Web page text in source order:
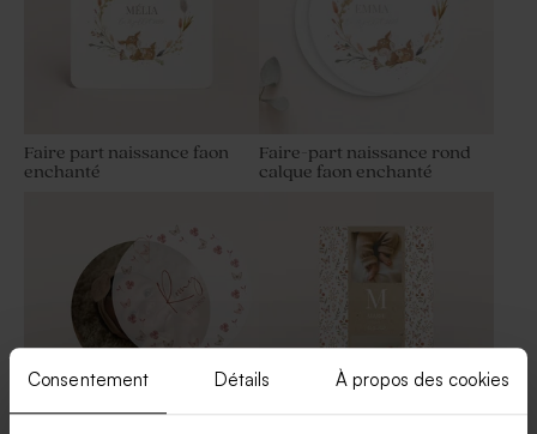
Consentement Détails À propos des cookies
découpées capitales
Faire part naissance faon
enchanté
Faire-part naissance rond
calque faon enchanté